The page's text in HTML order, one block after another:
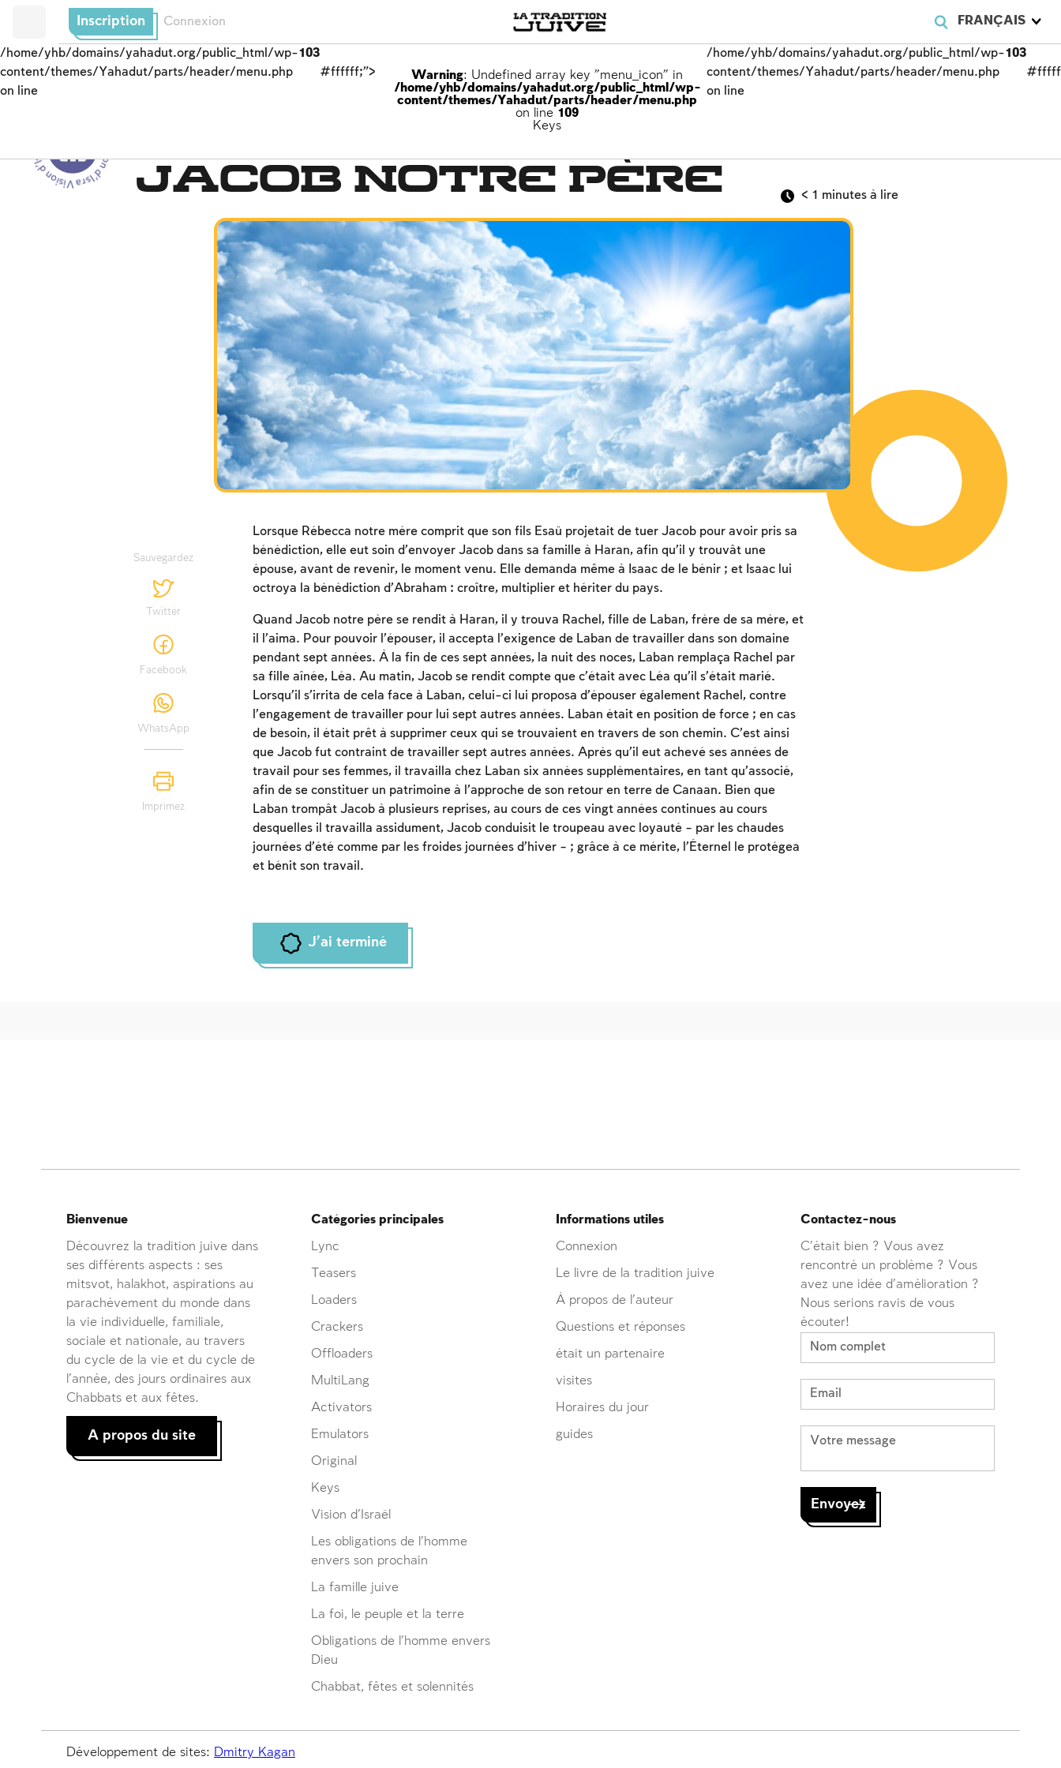
FRANÇAIS
Inscription Connexion
/home/yhb/domains/yahadut.org/public_html/wp-
content/themes/Yahadut/parts/header/menu.php
on line
103
#ffffff;">
Warning: Undefined array key "menu_icon" in
/home/yhb/domains/yahadut.org/public_html/wp-
content/themes/Yahadut/parts/header/menu.php
on line 109
Keys
/home/yhb/domains/yahadut.org/public_html/wp-
content/themes/Yahadut/parts/header/menu.php
on line
103
Vision d’Israël - Vision d’Israël - Vision d’Israël -- Jacob notre père < 1 minutes à lire
Sauvegardez
Twitter
Facebook
WhatsApp
Imprimez
Lorsque Rébecca notre mère comprit que son fils Esaü projetait de tuer Jacob pour avoir pris sa
bénédiction, elle eut soin d’envoyer Jacob dans sa famille à Haran, afin qu’il y trouvât une
épouse, avant de revenir, le moment venu. Elle demanda même à Isaac de le bénir ; et Isaac lui
octroya la bénédiction d’Abraham : croître, multiplier et hériter du pays.
Quand Jacob notre père se rendit à Haran, il y trouva Rachel, fille de Laban, frère de sa mère, et
il l’aima. Pour pouvoir l’épouser, il accepta l’exigence de Laban de travailler dans son domaine
pendant sept années. À la fin de ces sept années, la nuit des noces, Laban remplaça Rachel par
sa fille aînée, Léa. Au matin, Jacob se rendit compte que c’était avec Léa qu’il s’était marié.
Lorsqu’il s’irrita de cela face à Laban, celui-ci lui proposa d’épouser également Rachel, contre
l’engagement de travailler pour lui sept autres années. Laban était en position de force ; en cas
de besoin, il était prêt à supprimer ceux qui se trouvaient en travers de son chemin. C’est ainsi
que Jacob fut contraint de travailler sept autres années. Après qu’il eut achevé ses années de
travail pour ses femmes, il travailla chez Laban six années supplémentaires, en tant qu’associé,
afin de se constituer un patrimoine à l’approche de son retour en terre de Canaan. Bien que
Laban trompât Jacob à plusieurs reprises, au cours de ces vingt années continues au cours
desquelles il travailla assidument, Jacob conduisit le troupeau avec loyauté – par les chaudes
journées d’été comme par les froides journées d’hiver – ; grâce à ce mérite, l’Éternel le protégea
et bénit son travail.
J'ai terminé
Contactez-nous
C'était bien ? Vous avez
rencontré un problème ? Vous
avez une idée d'amélioration ?
Nous serions ravis de vous
écouter!
Informations utiles
Connexion
Le livre de la tradition juive
À propos de l’auteur
Questions et réponses
était un partenaire
visites
Horaires du jour
guides
Catégories principales
Lync
Teasers
Loaders
Crackers
Offloaders
MultiLang
Activators
Emulators
Original
Keys
Vision d’Israël
Les obligations de l’homme
envers son prochain
La famille juive
La foi, le peuple et la terre
Obligations de l’homme envers
Dieu
Chabbat, fêtes et solennités
Bienvenue
Découvrez la tradition juive dans
ses différents aspects : ses
mitsvot, halakhot, aspirations au
parachèvement du monde dans
la vie individuelle, familiale,
sociale et nationale, au travers
du cycle de la vie et du cycle de
l’année, des jours ordinaires aux
Chabbats et aux fêtes.
A propos du site
Développement de sites: Dmitry Kagan